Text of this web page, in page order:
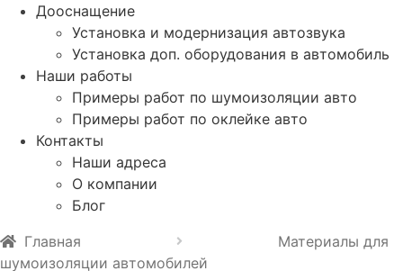
Дооснащение
Установка и модернизация автозвука
Установка доп. оборудования в автомобиль
Наши работы
Примеры работ по шумоизоляции авто
Примеры работ по оклейке авто
Контакты
Наши адреса
О компании
Блог
Главная
Материалы для
шумоизоляции автомобилей